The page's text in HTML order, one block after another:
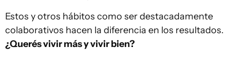
Estos y otros hábitos como ser destacadamente
colaborativos hacen la diferencia en los resultados.
¿Querés vivir más y vivir bien?